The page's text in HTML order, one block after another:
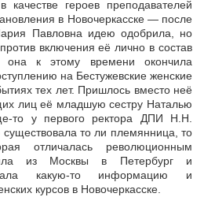
героев преподавателей
в Новочеркасске — после
Павловна идею одобрила, но
включения её лично в состав
она к этому времени окончила
на Бестужевские женские
тех лет. Пришлось вместо неё
лиц её младшую сестру Наталью
то у первого ректора ДПИ Н.Н.
то ли племянница, то
отличалась революционным
из Москвы в Петербург и
какую-то информацию и
курсов в Новочеркасске.